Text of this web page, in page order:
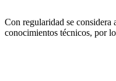
Con regularidad se considera
conocimientos técnicos, por